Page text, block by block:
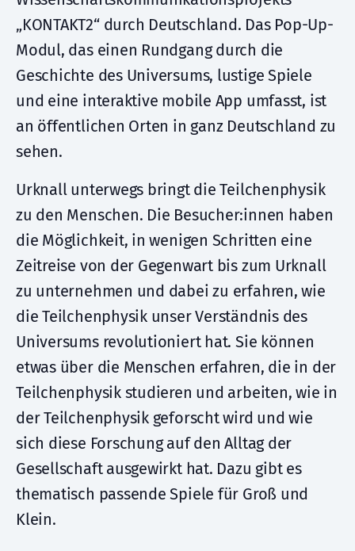
„KONTAKT2“ durch Deutschland. Das Pop-Up-
Modul, das einen Rundgang durch die
Geschichte des Universums, lustige Spiele
und eine interaktive mobile App umfasst, ist
an öffentlichen Orten in ganz Deutschland zu
sehen.
Urknall unterwegs bringt die Teilchenphysik
zu den Menschen. Die Besucher:innen haben
die Möglichkeit, in wenigen Schritten eine
Zeitreise von der Gegenwart bis zum Urknall
zu unternehmen und dabei zu erfahren, wie
die Teilchenphysik unser Verständnis des
Universums revolutioniert hat. Sie können
etwas über die Menschen erfahren, die in der
Teilchenphysik studieren und arbeiten, wie in
der Teilchenphysik geforscht wird und wie
sich diese Forschung auf den Alltag der
Gesellschaft ausgewirkt hat. Dazu gibt es
thematisch passende Spiele für Groß und
Klein.